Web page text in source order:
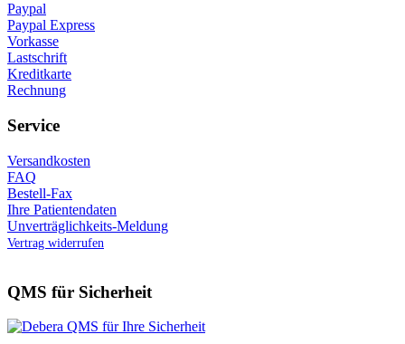
Paypal
Paypal Express
Vorkasse
Lastschrift
Kreditkarte
Rechnung
Service
Versandkosten
FAQ
Bestell-Fax
Ihre Patientendaten
Unverträglichkeits-Meldung
Vertrag widerrufen
QMS für Sicherheit